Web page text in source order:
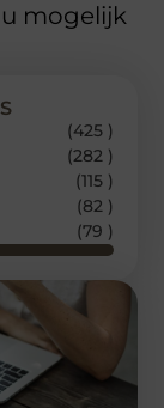
mogelijk
(425 )
(282 )
(115 )
(82 )
(79 )